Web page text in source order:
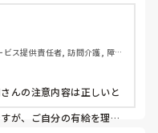
のこと。このことを上司
時は、有休をとるから
止にさせてもらうこと
ス提供責任者, 訪問介護, 障害
んの注意内容は正しいと
が、ご自分の有給を理由